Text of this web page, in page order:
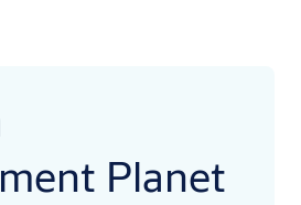
Planet